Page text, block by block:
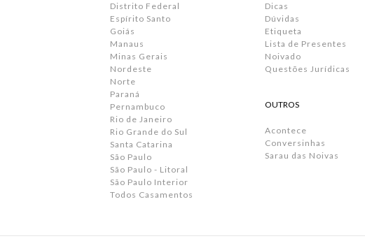
Distrito Federal
Espírito Santo
Goiás
Manaus
Minas Gerais
Nordeste
Norte
Paraná
Pernambuco
Rio de Janeiro
Rio Grande do Sul
Santa Catarina
São Paulo
São Paulo - Litoral
São Paulo Interior
Todos Casamentos
Dicas
Dúvidas
Etiqueta
Lista de Presentes
Noivado
Questões Jurídicas
OUTROS
Acontece
Conversinhas
Sarau das Noivas